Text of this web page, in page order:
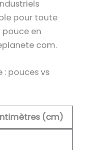
pour toute
pouce en
com.
pouces vs
(cm)